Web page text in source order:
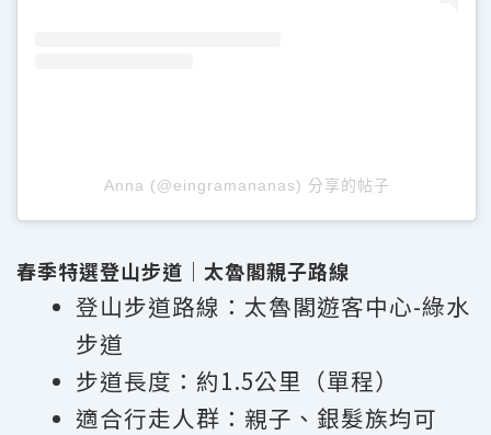
Anna (@eingramananas) 分享的帖子
春季特選登山步道｜太魯閣親子路線
登山步道路線：太魯閣遊客中心-綠水
步道
步道長度：約1.5公里（單程）
適合行走人群：親子、銀髮族均可